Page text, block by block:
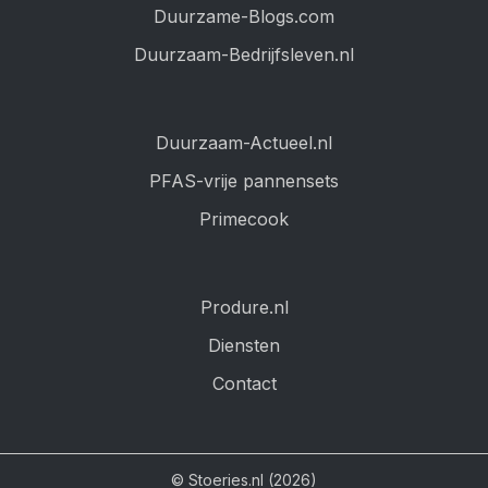
Duurzame-Blogs.com
Duurzaam-Bedrijfsleven.nl
Duurzaam-Actueel.nl
PFAS-vrije pannensets
Primecook
Produre.nl
Diensten
Contact
© Stoeries.nl (2026)